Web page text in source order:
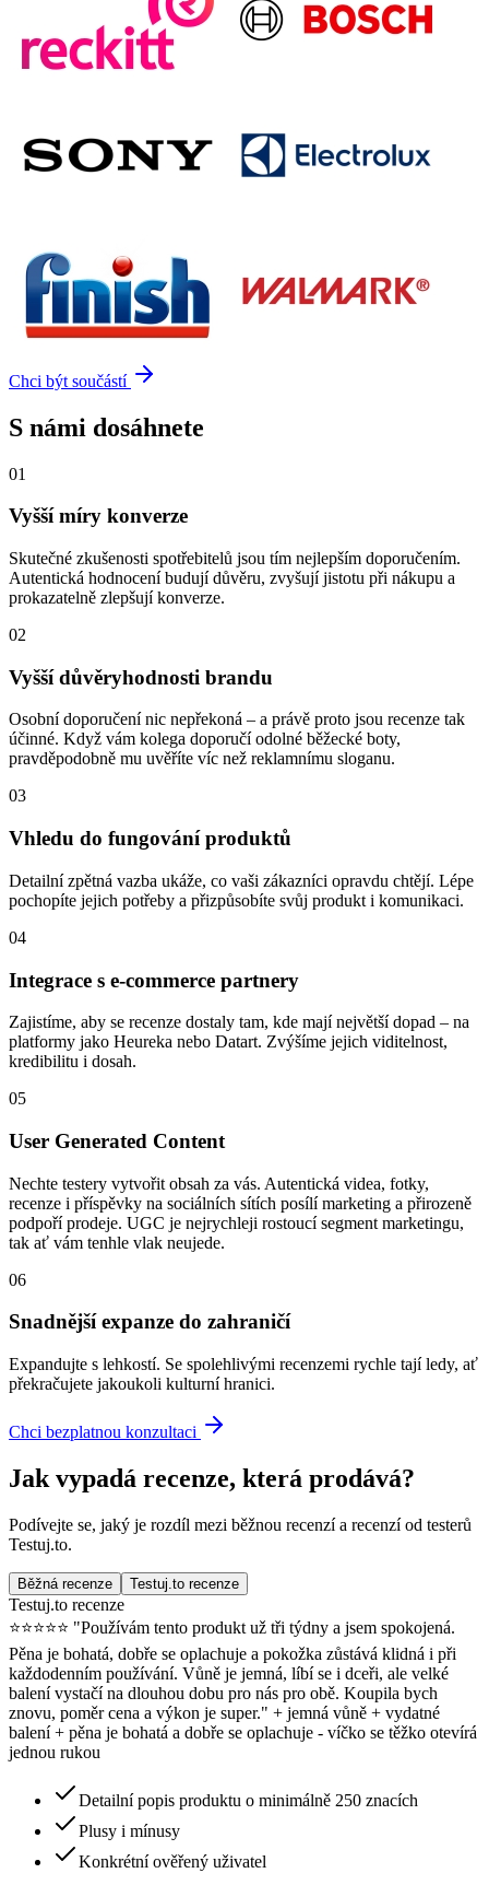
Chci být součástí
S námi dosáhnete
01
Vyšší míry konverze
Skutečné zkušenosti spotřebitelů jsou tím nejlepším doporučením.
Autentická hodnocení budují důvěru, zvyšují jistotu při nákupu a
prokazatelně zlepšují konverze.
02
Vyšší důvěryhodnosti brandu
Osobní doporučení nic nepřekoná – a právě proto jsou recenze tak
účinné. Když vám kolega doporučí odolné běžecké boty,
pravděpodobně mu uvěříte víc než reklamnímu sloganu.
03
Vhledu do fungování produktů
Detailní zpětná vazba ukáže, co vaši zákazníci opravdu chtějí. Lépe
pochopíte jejich potřeby a přizpůsobíte svůj produkt i komunikaci.
04
Integrace s e-commerce partnery
Zajistíme, aby se recenze dostaly tam, kde mají největší dopad – na
platformy jako Heureka nebo Datart. Zvýšíme jejich viditelnost,
kredibilitu i dosah.
05
User Generated Content
Nechte testery vytvořit obsah za vás. Autentická videa, fotky,
recenze i příspěvky na sociálních sítích posílí marketing a přirozeně
podpoří prodeje. UGC je nejrychleji rostoucí segment marketingu,
tak ať vám tenhle vlak neujede.
06
Snadnější expanze do zahraničí
Expandujte s lehkostí. Se spolehlivými recenzemi rychle tají ledy, ať
překračujete jakoukoli kulturní hranici.
Chci bezplatnou konzultaci
Jak vypadá recenze, která prodává?
Podívejte se, jaký je rozdíl mezi běžnou recenzí a recenzí od testerů
Testuj.to.
Běžná recenze Testuj.to recenze
Testuj.to recenze
⭐⭐⭐⭐⭐ "Používám tento produkt už tři týdny a jsem spokojená.
Pěna je bohatá, dobře se oplachuje a pokožka zůstává klidná i při
každodenním používání. Vůně je jemná, líbí se i dceři, ale velké
balení vystačí na dlouhou dobu pro nás pro obě. Koupila bych
znovu, poměr cena a výkon je super." + jemná vůně + vydatné
balení + pěna je bohatá a dobře se oplachuje - víčko se těžko otevírá
jednou rukou
Detailní popis produktu o minimálně 250 znacích
Plusy i mínusy
Konkrétní ověřený uživatel